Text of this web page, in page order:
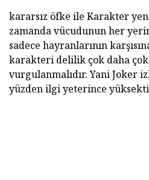
kararsız öfke ile Karakter yeni
zamanda vücudunun her
sadece hayranlarının
karakteri delilik çok daha
vurgulanmalıdır. Yani Joker
yüzden ilgi yeterince